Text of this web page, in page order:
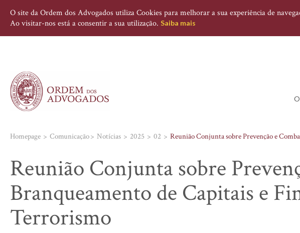
O site da Ordem dos Advogados utiliza Cookies para melhorar a sua experiência de
Ao visitar-nos está a consentir a sua utilização. Saiba mais
Homepage Comunicação Notícias 2025 02 Reunião Conjunta sobre Prevenção e
Reunião Conjunta sobre
Branqueamento de Capitais e
Terrorismo